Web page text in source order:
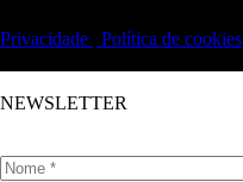
Política de cookies